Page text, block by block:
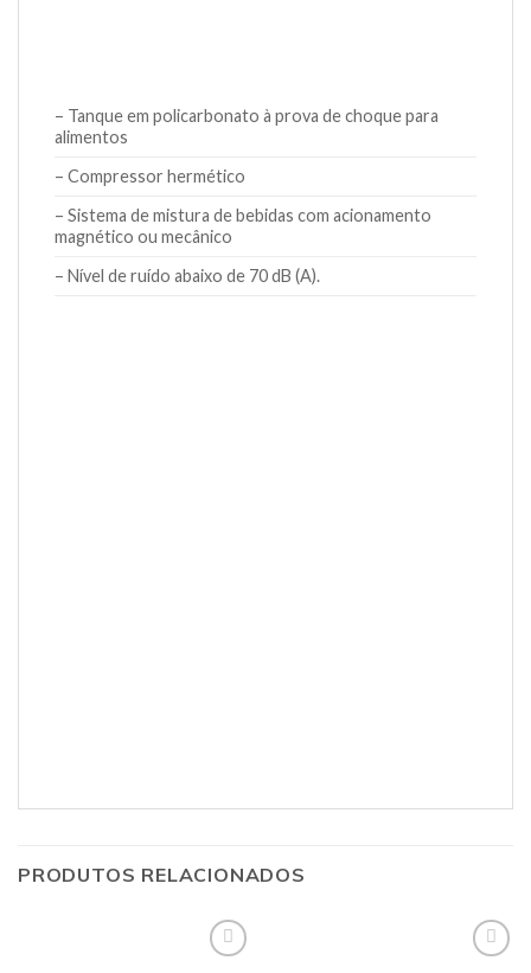
– Tanque em policarbonato à prova de choque para
alimentos
– Compressor hermético
– Sistema de mistura de bebidas com acionamento
magnético ou mecânico
– Nível de ruído abaixo de 70 dB (A).
PRODUTOS RELACIONADOS